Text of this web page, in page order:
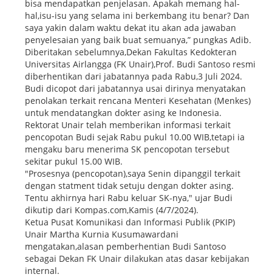
bisa mendapatkan penjelasan. Apakah memang hal-
hal,isu-isu yang selama ini berkembang itu benar? Dan
saya yakin dalam waktu dekat itu akan ada jawaban
penyelesaian yang baik buat semuanya,” pungkas Adib.
Diberitakan sebelumnya,Dekan Fakultas Kedokteran
Universitas Airlangga (FK Unair),Prof. Budi Santoso resmi
diberhentikan dari jabatannya pada Rabu,3 Juli 2024.
Budi dicopot dari jabatannya usai dirinya menyatakan
penolakan terkait rencana Menteri Kesehatan (Menkes)
untuk mendatangkan dokter asing ke Indonesia.
Rektorat Unair telah memberikan informasi terkait
pencopotan Budi sejak Rabu pukul 10.00 WIB,tetapi ia
mengaku baru menerima SK pencopotan tersebut
sekitar pukul 15.00 WIB.
"Prosesnya (pencopotan),saya Senin dipanggil terkait
dengan statment tidak setuju dengan dokter asing.
Tentu akhirnya hari Rabu keluar SK-nya," ujar Budi
dikutip dari Kompas.com,Kamis (4/7/2024).
Ketua Pusat Komunikasi dan Informasi Publik (PKIP)
Unair Martha Kurnia Kusumawardani
mengatakan,alasan pemberhentian Budi Santoso
sebagai Dekan FK Unair dilakukan atas dasar kebijakan
internal.